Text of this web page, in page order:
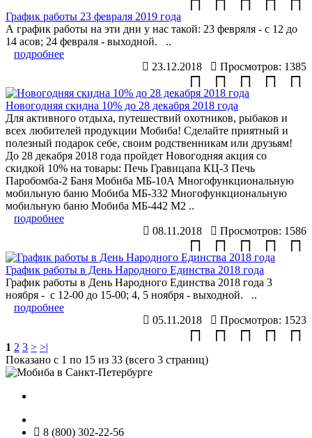
График работы 23 февраля 2019 года
А график работы на эти дни у нас такой: 23 февряля - с 12 до
14 асов; 24 февраля - выходной. ..
подробнее
23.12.2018
Просмотров: 1385
Новогодняя скидна 10% до 28 декабря 2018 года
Для активного отдыха, путешествий охотников, рыбаков и
всех любителей продукции Мобиба! Сделайте приятный и
полезный подарок себе, своим родственникам или друзьям!
До 28 декабря 2018 года пройдет Новогодняя акция со
скидкой 10% на товары: Печь Гравицапа КЦ-3 Печь
Паробомба-2 Баня Мобиба МБ-10А Многофункциональную
мобильную баню Мобиба МБ-332 Многофункциональную
мобильную баню Мобиба МБ-442 М2 ..
подробнее
08.11.2018
Просмотров: 1586
График работы в День Народного Единства 2018 года
График работы в День Народного Единства 2018 года 3
ноября - с 12-00 до 15-00; 4, 5 ноября - выходной. ..
подробнее
05.11.2018
Просмотров: 1523
1 2 3 > >|
Показано с 1 по 15 из 33 (всего 3 страниц)
8 (800) 302-22-56